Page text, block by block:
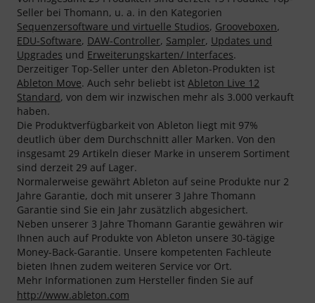
Seller bei Thomann, u. a. in den Kategorien
Sequenzersoftware und virtuelle Studios, Grooveboxen,
EDU-Software, DAW-Controller, Sampler, Updates und
Upgrades und Erweiterungskarten/ Interfaces.
Derzeitiger Top-Seller unter den Ableton-Produkten ist
Ableton Move. Auch sehr beliebt ist Ableton Live 12
Standard, von dem wir inzwischen mehr als 3.000 verkauft
haben.
Die Produktverfügbarkeit von Ableton liegt mit 97%
deutlich über dem Durchschnitt aller Marken. Von den
insgesamt 29 Artikeln dieser Marke in unserem Sortiment
sind derzeit 29 auf Lager.
Normalerweise gewährt Ableton auf seine Produkte nur 2
Jahre Garantie, doch mit unserer 3 Jahre Thomann
Garantie sind Sie ein Jahr zusätzlich abgesichert.
Neben unserer 3 Jahre Thomann Garantie gewähren wir
Ihnen auch auf Produkte von Ableton unsere 30-tägige
Money-Back-Garantie. Unsere kompetenten Fachleute
bieten Ihnen zudem weiteren Service vor Ort.
Mehr Informationen zum Hersteller finden Sie auf
http://www.ableton.com